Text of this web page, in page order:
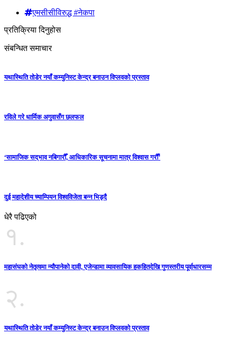
एमसीसीविरुद्ध #नेकपा
प्रतिक्रिया दिनुहोस
संबन्धित समाचार
यथास्थिति तोडेर नयाँ कम्युनिस्ट केन्द्र बनाउन विप्लवको प्रस्ताव
रविले गरे धार्मिक अगुवासँग छलफल
‘सामाजिक सद्‌भाव नबिगारौँ, आधिकारिक सूचनामा मात्र विश्वास गरौँ’
दुई महादेशीय च्याम्पियन विश्वविजेता बन्न भिड्दै
धेरै पढिएको
१.
महासंघको नेतृत्वमा न्यौपानेको दावी, एजेन्डामा व्यावसायिक हकहितदेखि गुणस्तरीय पूर्वाधारसम्म
२.
यथास्थिति तोडेर नयाँ कम्युनिस्ट केन्द्र बनाउन विप्लवको प्रस्ताव